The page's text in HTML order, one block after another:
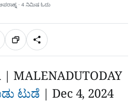
· 4 ನಿಮಿಷ ಓದು
ಲಿಂ
ಕ್
S
h
a
r
e
| MALENADUTODAY
ಟುಡೆ |‌ Dec 4, 2024